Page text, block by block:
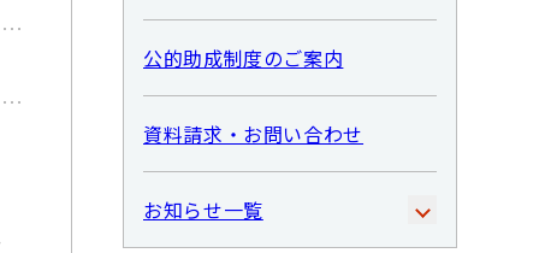
公的助成制度のご案内
資料請求・お問い合わせ
お知らせ一覧